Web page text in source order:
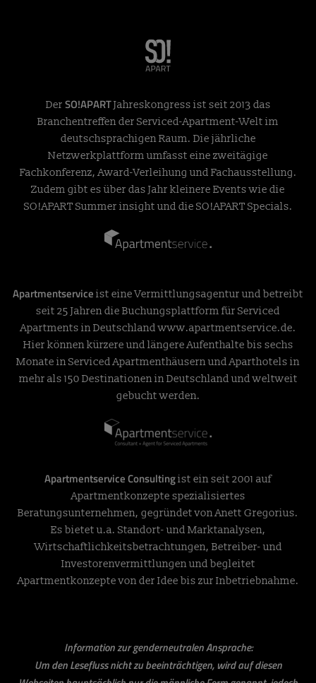
Der SO!APARTJahreskongress ist seit 2013 das
Branchentreffen der Serviced-Apartment-Welt im
deutschsprachigen Raum. Die jährliche
Netzwerkplattform umfasst eine zweitägige
Fachkonferenz, Award-Verleihung und Fachausstellung.
Zudem gibt es über das Jahr kleinere Events wie die
SO!APART Summer insight und die SO!APART Specials.
Apartmentservice ist eine Vermittlungsagentur und betreibt
seit 25 Jahren die Buchungsplattform für Serviced
Apartments in Deutschlandwww.apartmentservice.de.
Hier können kürzere und längere Aufenthalte bis sechs
Monate in Serviced Apartmenthäusern und Aparthotels in
mehr als 150 Destinationen in Deutschland und weltweit
gebucht werden.
Apartmentservice Consultingist ein seit 2001 auf
Apartmentkonzepte spezialisiertes
Beratungsunternehmen, gegründet von Anett Gregorius.
Es bietet u.a. Standort- und Marktanalysen,
Wirtschaftlichkeitsbetrachtungen, Betreiber- und
Investorenvermittlungen und begleitet
Apartmentkonzepte von der Idee bis zur Inbetriebnahme.
Information zur genderneutralen Ansprache:
Um den Lesefluss nicht zu beeinträchtigen, wird auf diesen